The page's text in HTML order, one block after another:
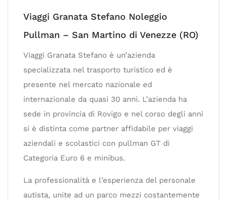
Viaggi Granata Stefano Noleggio
Pullman – San Martino di Venezze (RO)
Viaggi Granata Stefano è un’azienda
specializzata nel trasporto turistico ed è
presente nel mercato nazionale ed
internazionale da quasi 30 anni. L’azienda ha
sede in provincia di Rovigo e nel corso degli anni
si è distinta come partner affidabile per viaggi
aziendali e scolastici con pullman GT di
Categoria Euro 6 e minibus.
La professionalità e l’esperienza del personale
autista, unite ad un parco mezzi costantemente